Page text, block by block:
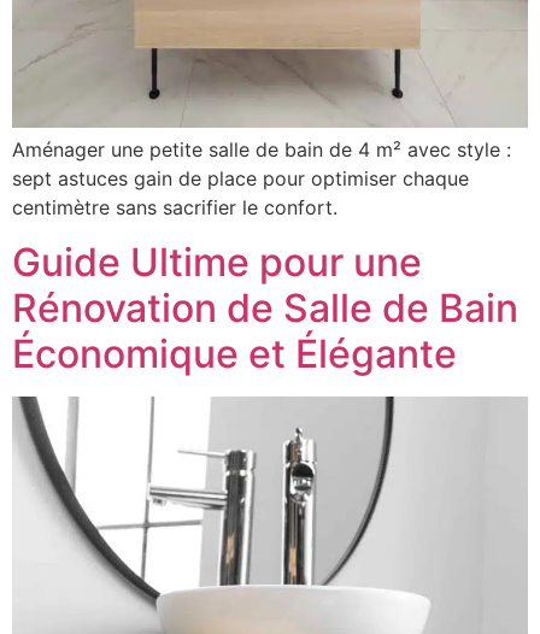
Aménager une petite salle de bain de 4 m² avec style :
sept astuces gain de place pour optimiser chaque
centimètre sans sacrifier le confort.
Guide Ultime pour une
Rénovation de Salle de Bain
Économique et Élégante